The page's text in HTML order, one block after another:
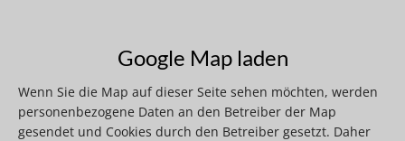
Google Map laden
Wenn Sie die Map auf dieser Seite sehen möchten, werden
personenbezogene Daten an den Betreiber der Map
gesendet und Cookies durch den Betreiber gesetzt. Daher